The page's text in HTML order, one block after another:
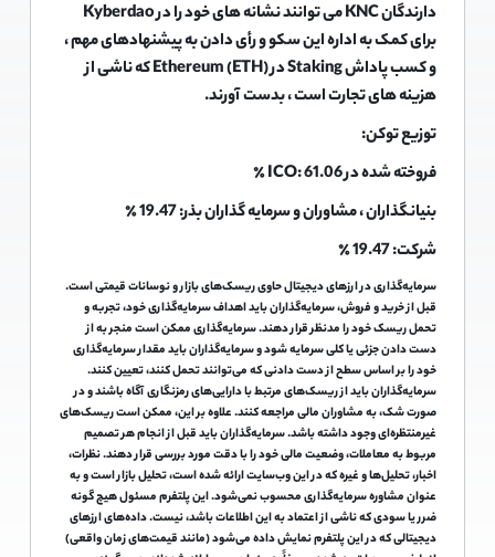
دارندگان KNC می توانند نشانه های خود را در Kyberdao
برای کمک به اداره این سکو و رأی دادن به پیشنهادهای مهم ،
و کسب پاداش Staking در Ethereum (ETH) که ناشی از
هزینه های تجارت است ، بدست آورند.
توزیع توکن:
فروخته شده در ICO: 61.06 ٪
بنیانگذاران ، مشاوران و سرمایه گذاران بذر: 19.47 ٪
شرکت: 19.47 ٪
سرمایه‌گذاری در ارزهای دیجیتال حاوی ریسک‌های بازار و نوسانات قیمتی است.
قبل از خرید و فروش، سرمایه‌گذاران باید اهداف سرمایه‌گذاری خود، تجربه و
تحمل ریسک خود را مدنظر قرار دهند. سرمایه‌گذاری ممکن است منجر به از
دست دادن جزئی یا کلی سرمایه شود و سرمایه‌گذاران باید مقدار سرمایه‌گذاری
خود را بر اساس سطح از دست دادنی که می‌توانند تحمل کنند، تعیین کنند.
سرمایه‌گذاران باید از ریسک‌های مرتبط با دارایی‌های رمزنگاری آگاه باشند و در
صورت شک، به مشاوران مالی مراجعه کنند. علاوه بر این، ممکن است ریسک‌های
غیرمنتظره‌ای وجود داشته باشد. سرمایه‌گذاران باید قبل از انجام هر تصمیم
مربوط به معاملات، وضعیت مالی خود را با دقت مورد بررسی قرار دهند. نظرات،
اخبار، تحلیل‌ها و غیره که در این وب‌سایت ارائه شده است، تحلیل بازار است و به
عنوان مشاوره سرمایه‌گذاری محسوب نمی‌شود. این پلتفرم مسئول هیچ گونه
ضرر یا سودی که ناشی از اعتماد به این اطلاعات باشد، نیست. داده‌های ارزهای
دیجیتالی که در این پلتفرم نمایش داده می‌شود (مانند قیمت‌های زمان واقعی)